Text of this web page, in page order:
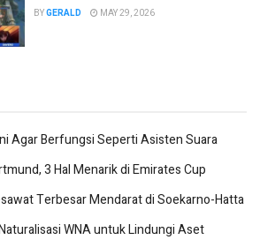
BYGERALD MAY 29, 2026
Agar Berfungsi Seperti Asisten Suara
3 Hal Menarik di Emirates Cup
Terbesar Mendarat di Soekarno-Hatta
WNA untuk Lindungi Aset